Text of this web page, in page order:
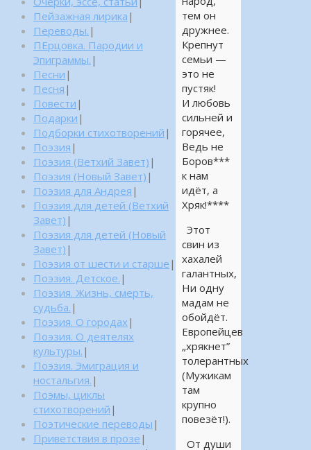
тем он
дружнее.
Крепнут
семьи —
это не
пустяк!
И любовь
сильней и
горячее,
Ведь не
Боров***
к нам
идёт, а
Хряк!****
Этот
свин из
хахалей
галантных,
Ни одну
мадам не
обойдёт.
Европейцев
„хрякнет”
толерантных
(Мужикам
там
крупно
повезёт!).
От души
Пейзажная лирика |
Переводы. |
ПЕрцовка. Пародии и
Эпиграммы. |
Песни |
Песня |
Повести |
Подарки |
Подборки стихотворений |
Поэзия |
Поэзия (Ветхий Завет) |
Поэзия (Новый Завет) |
Поэзия для Андрея |
Поэзия для детей (Ветхий
Завет) |
Поэзия для детей (Новый
Завет) |
Поэзия от шести и старше |
Поэзия. Детское. |
Поэзия. Жизнь, смерть,
судьба. |
Поэзия. О городах |
Поэзия. О деятелях
культуры. |
Поэзия. Эмиграция и
ностальгия. |
Поэмы, циклы
стихотворений |
Поэтические переводы |
Приветствия в прозе |